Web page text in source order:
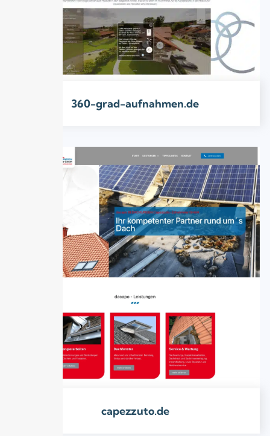
360-grad-aufnahmen.de
capezzuto.de